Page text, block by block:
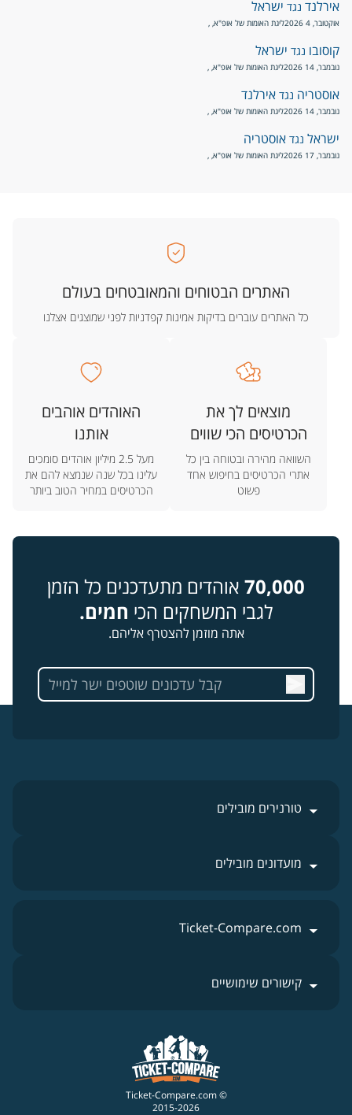
אירלנד נגד ישראל
אוקטובר, 4 2026 ליגת האומות של אופ"א, ,
קוסובו נגד ישראל
נובמבר, 14 2026 ליגת האומות של אופ"א, ,
אוסטריה נגד אירלנד
נובמבר, 14 2026 ליגת האומות של אופ"א, ,
ישראל נגד אוסטריה
נובמבר, 17 2026 ליגת האומות של אופ"א, ,
האתרים הבטוחים והמאובטחים בעולם
כל האתרים עוברים בדיקות אמינות קפדניות לפני שמוצגים אצלנו
מוצאים לך את
הכרטיסים הכי שווים
השוואה מהירה ובטוחה בין כל
אתרי הכרטיסים בחיפוש אחד
פשוט
האוהדים אוהבים
אותנו
מעל 2.5 מיליון אוהדים סומכים
עלינו בכל שנה שנמצא להם את
הכרטיסים במחיר הטוב ביותר
70,000 אוהדים מתעדכנים כל הזמן
לגבי המשחקים הכי חמים.
אתה מוזמן להצטרף אליהם.
טורנירים מובילים
מועדונים מובילים
© Ticket-Compare.com
2015-2026
Ticket-Compare.com
קישורים שימושיים